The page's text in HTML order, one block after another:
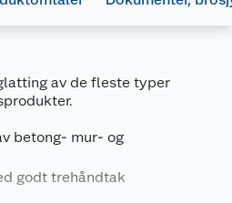
av de fleste typer
betong- mur- og
godt trehåndtak
7090040903457